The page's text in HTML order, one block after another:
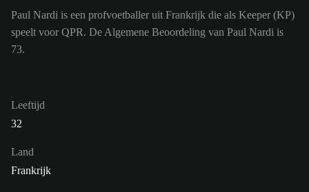
Paul Nardi is een profvoetballer uit Frankrijk die als Keeper (KP)
speelt voor QPR. De Algemene Beoordeling van Paul Nardi is
73.
Leeftijd
32
Land
Frankrijk